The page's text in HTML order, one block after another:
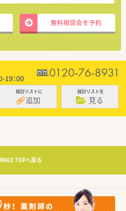
無料相談会を予約
検討リストに
追加
検討リストを
見る
PAGE TOPへ戻る